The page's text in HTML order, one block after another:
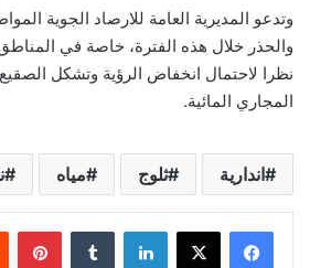
وتدعو المديرية العامة للارصاد الجوية
والحذر خلال هذه الفترة، خاصة في المناطق
نظرا لاحتمال انخفاض الرؤية وتشكل
المجاري المائية.
اندارية ثلوج مياه
لينكدإن